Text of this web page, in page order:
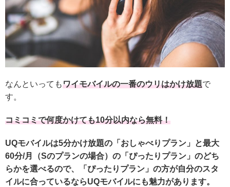
なんといってもワイモバイルの一番のウリはかけ放題で
す。
コミコミで何度かけても10分以内なら無料！
UQモバイルは5分かけ放題の「おしゃべりプラン」と最大
60分/月（Sのプランの場合）の「ぴったりプラン」のどち
らかを選べるので、「ぴったりプラン」の方が自分のスタ
イルに合っているならUQモバイルにも魅力があります。